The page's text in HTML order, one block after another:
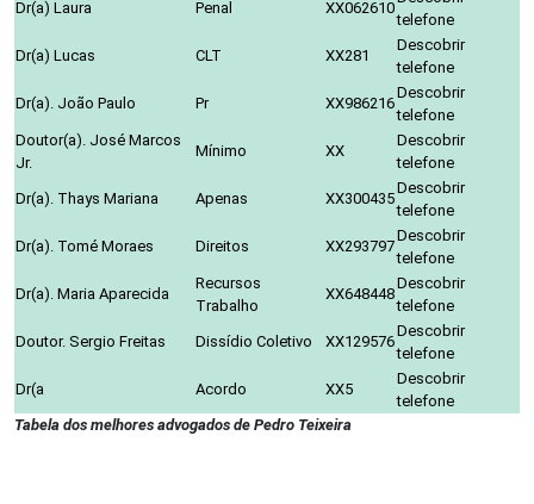
Dr(a) Laura
Penal XX062610
telefone
Dr(a) Lucas
CLT XX281
Descobrir
telefone
Dr(a). João Paulo
Pr XX986216
Descobrir
telefone
Doutor(a). José Marcos
Jr.
Mínimo XX
Descobrir
telefone
Dr(a). Thays Mariana
Apenas XX300435
Descobrir
telefone
Dr(a). Tomé Moraes
Direitos XX293797
Descobrir
telefone
Dr(a). Maria Aparecida
Recursos
Trabalho
XX648448
Descobrir
telefone
Doutor. Sergio Freitas
Dissídio Coletivo XX129576
Descobrir
telefone
Dr(a
Acordo XX5
Descobrir
telefone
Tabela dos melhores advogados de Pedro Teixeira